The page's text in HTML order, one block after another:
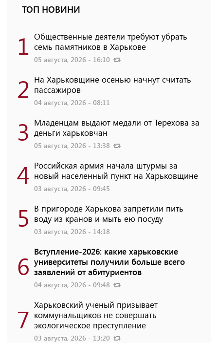
ТОП НОВИНИ
1 Общественные деятели требуют убрать
семь памятников в Харькове
05 августа, 2026 - 16:10
2 На Харьковщине осенью начнут считать
пассажиров
04 августа, 2026 - 08:11
3 Младенцам выдают медали от Терехова за
деньги харьковчан
05 августа, 2026 - 13:38
4 Российская армия начала штурмы за
новый населенный пункт на Харьковщине
03 августа, 2026 - 09:45
5 В пригороде Харькова запретили пить
воду из кранов и мыть ею посуду
03 августа, 2026 - 14:18
6 Вступление-2026: какие харьковские
университеты получили больше всего
заявлений от абитуриентов
04 августа, 2026 - 09:48
7 Харьковский ученый призывает
коммунальщиков не совершать
экологическое преступление
03 августа, 2026 - 13:20